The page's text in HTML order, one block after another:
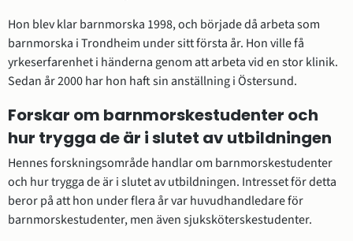
Hon blev klar barnmorska 1998, och började då arbeta som
barnmorska i Trondheim under sitt första år. Hon ville få
yrkeserfarenhet i händerna genom att arbeta vid en stor klinik.
Sedan år 2000 har hon haft sin anställning i Östersund.
Forskar om barnmorskestudenter och
hur trygga de är i slutet av utbildningen
Hennes forskningsområde handlar om barnmorskestudenter
och hur trygga de är i slutet av utbildningen. Intresset för detta
beror på att hon under flera år var huvudhandledare för
barnmorskestudenter, men även sjuksköterskestudenter.